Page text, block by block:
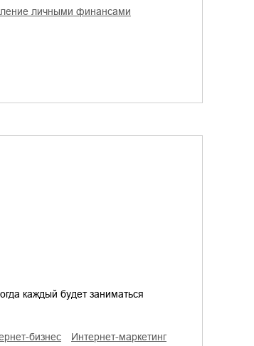
личными финансами
каждый будет заниматься
бизнес
интернет-маркетинг